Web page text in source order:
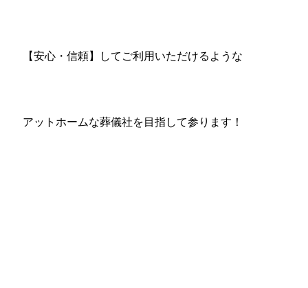
【安心・信頼】してご利用いただけるような
アットホームな葬儀社を目指して参ります！